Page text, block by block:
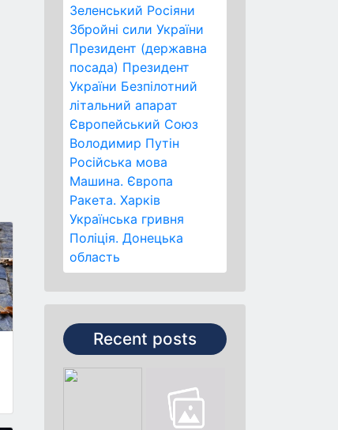
Зеленський Росіяни
Збройні сили України
Президент (державна
посада) Президент
України Безпілотний
літальний апарат
Європейський Союз
Володимир Путін
Російська мова
Машина. Європа
Ракета. Харків
Українська гривня
Поліція. Донецька
область
Recent posts